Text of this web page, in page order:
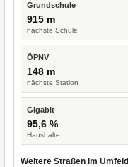
Grundschule
915 m
nächste Schule
ÖPNV
148 m
nächste Station
Gigabit
95,6 %
Haushalte
Weitere Straßen im Umfeld